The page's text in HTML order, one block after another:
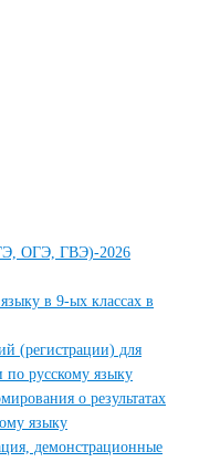
ОГЭ, ГВЭ)-2026
в 9-ых классах в
(регистрации) для
по русскому языку
о результатах
языку
демонстрационные